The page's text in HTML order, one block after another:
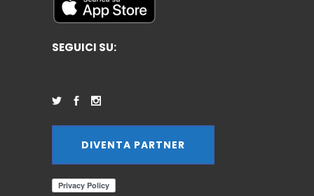
SEGUICI SU:
DIVENTA PARTNER